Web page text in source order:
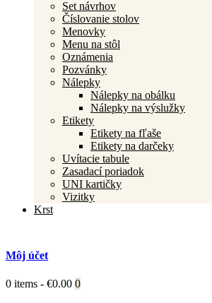
Set návrhov
Číslovanie stolov
Menovky
Menu na stôl
Oznámenia
Pozvánky
Nálepky
Nálepky na obálku
Nálepky na výslužky
Etikety
Etikety na fľaše
Etikety na darčeky
Uvítacie tabule
Zasadací poriadok
UNI kartičky
Vizitky
Krst
Môj účet
0 items - €0.00 0